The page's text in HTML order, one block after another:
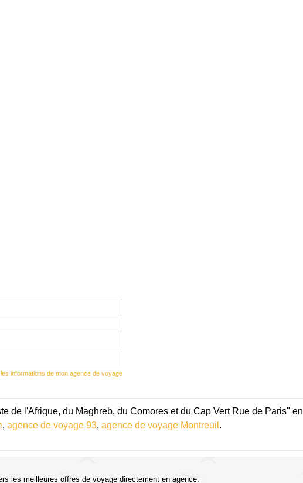
les informations de mon agence de voyage
de l'Afrique, du Maghreb, du Comores et du Cap Vert Rue de Paris" en
, agence de voyage 93, agence de voyage Montreuil .
les meilleures offres de voyage directement en agence.